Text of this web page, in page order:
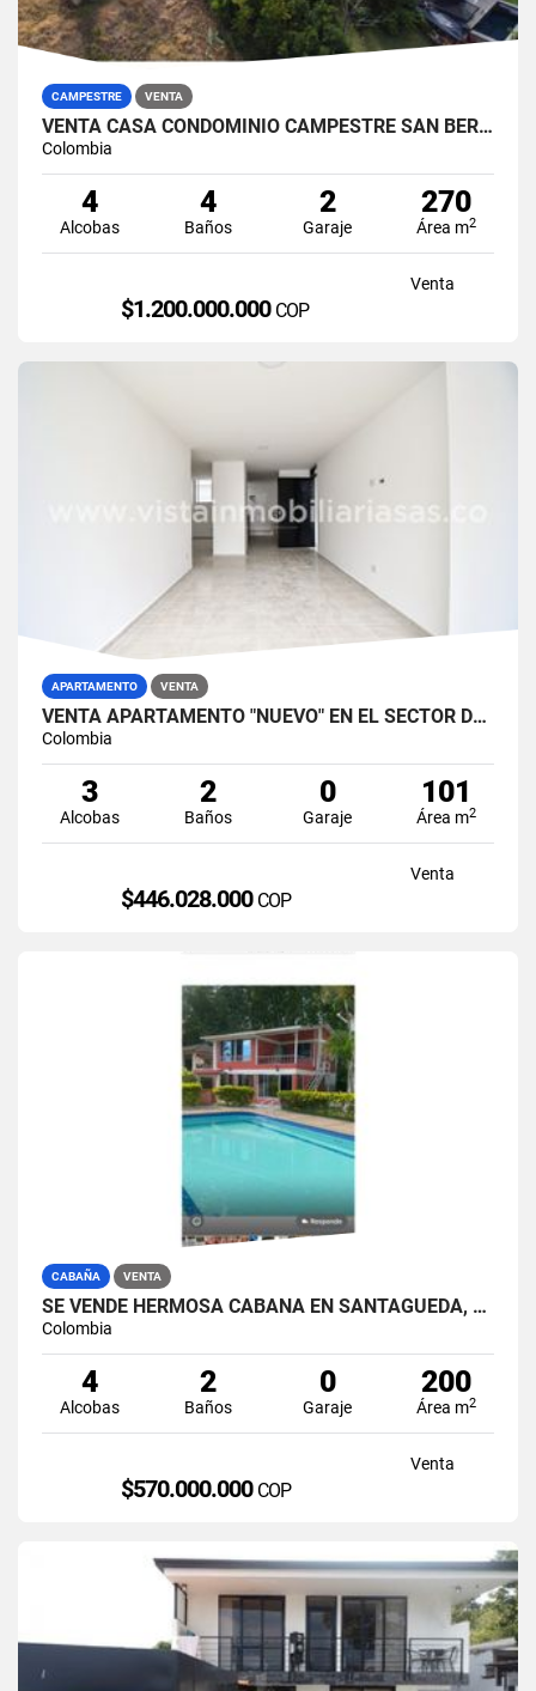
CAMPESTRE VENTA
VENTA CASA CONDOMINIO CAMPESTRE SAN BERNARDO DEL VIENTO, MANIZALES
Colombia
4
Alcobas
4
Baños
2
Garaje
270
Área m2
Venta
$1.200.000.000 COP
APARTAMENTO VENTA
VENTA APARTAMENTO "NUEVO" EN EL SECTOR DE VILLAMARÍA, CALDAS
Colombia
3
Alcobas
2
Baños
0
Garaje
101
Área m2
Venta
$446.028.000 COP
CABAÑA VENTA
SE VENDE HERMOSA CABAÑA EN SANTAGUEDA, CALDAS.
Colombia
4
Alcobas
2
Baños
0
Garaje
200
Área m2
Venta
$570.000.000 COP